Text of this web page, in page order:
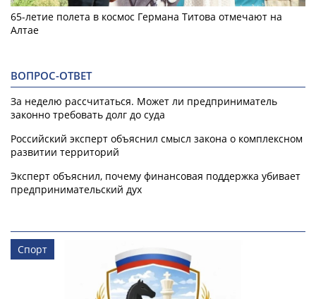
65-летие полета в космос Германа Титова отмечают на
Алтае
ВОПРОС-ОТВЕТ
За неделю рассчитаться. Может ли предприниматель
законно требовать долг до суда
Российский эксперт объяснил смысл закона о комплексном
развитии территорий
Эксперт объяснил, почему финансовая поддержка убивает
предпринимательский дух
Спорт